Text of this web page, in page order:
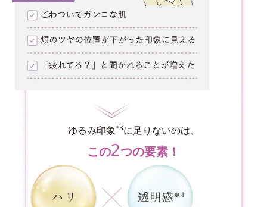
ゆるみ印象*3に足りないのは、
この2つの要素！